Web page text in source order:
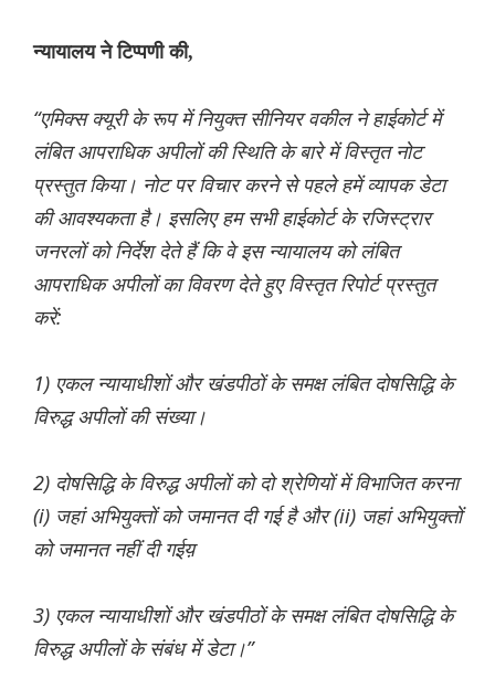
न्यायालय ने टिप्पणी की,
“एमिक्स क्यूरी के रूप में नियुक्त सीनियर वकील ने हाईकोर्ट में
लंबित आपराधिक अपीलों की स्थिति के बारे में विस्तृत नोट
प्रस्तुत किया। नोट पर विचार करने से पहले हमें व्यापक डेटा
की आवश्यकता है। इसलिए हम सभी हाईकोर्ट के रजिस्ट्रार
जनरलों को निर्देश देते हैं कि वे इस न्यायालय को लंबित
आपराधिक अपीलों का विवरण देते हुए विस्तृत रिपोर्ट प्रस्तुत
करें:
1) एकल न्यायाधीशों और खंडपीठों के समक्ष लंबित दोषसिद्धि के
विरुद्ध अपीलों की संख्या।
2) दोषसिद्धि के विरुद्ध अपीलों को दो श्रेणियों में विभाजित करना
(i) जहां अभियुक्तों को जमानत दी गई है और (ii) जहां अभियुक्तों
को जमानत नहीं दी गईय़
3) एकल न्यायाधीशों और खंडपीठों के समक्ष लंबित दोषसिद्धि के
विरुद्ध अपीलों के संबंध में डेटा।”